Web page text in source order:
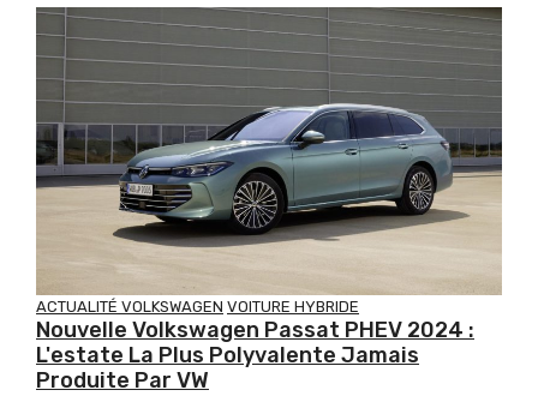
ACTUALITÉ VOLKSWAGEN VOITURE HYBRIDE
Nouvelle Volkswagen Passat PHEV 2024 :
L'estate La Plus Polyvalente Jamais
Produite Par VW